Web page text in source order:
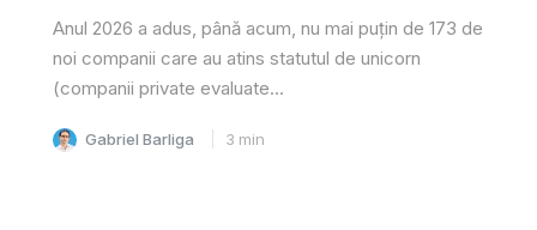
Anul 2026 a adus, până acum, nu mai puțin de 173 de
noi companii care au atins statutul de unicorn
(companii private evaluate...
Gabriel Barliga 3 min